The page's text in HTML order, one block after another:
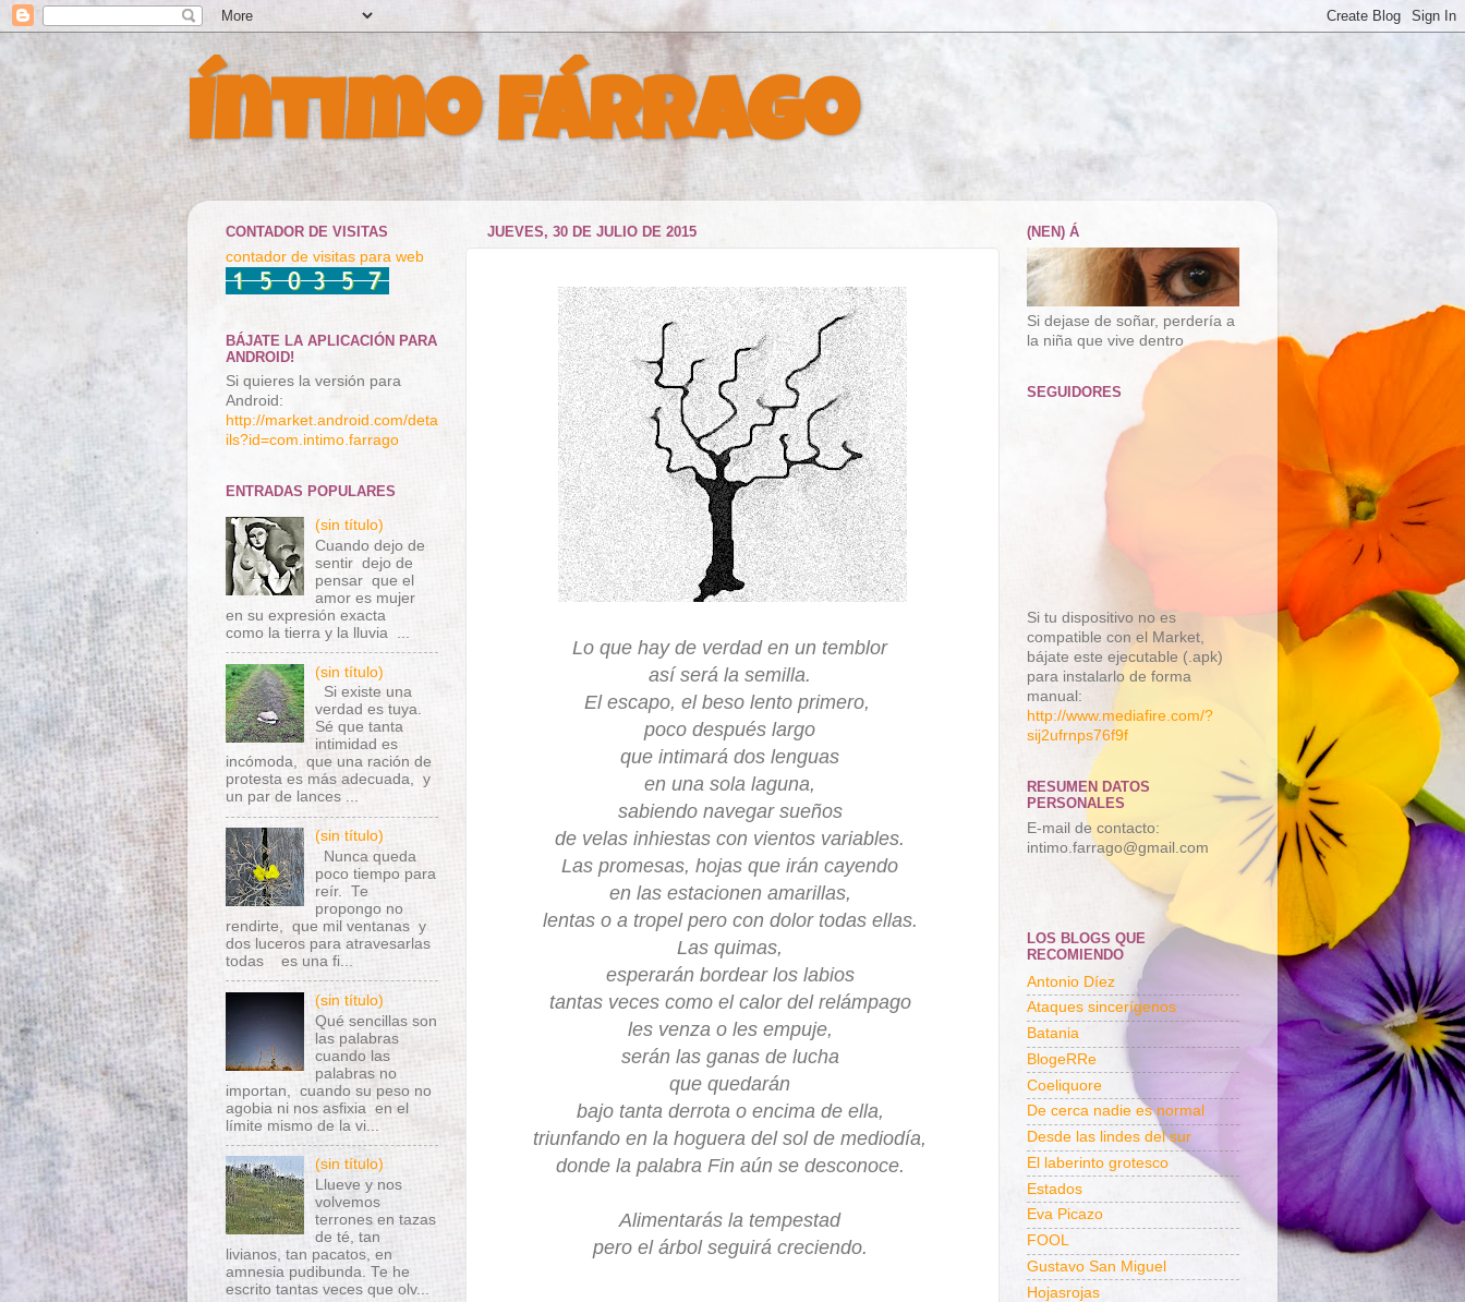
Íntimo Fárrago
JUEVES, 30 DE JULIO DE 2015
Lo que hay de verdad en un temblor
así será la semilla.
El escapo, el beso lento primero,
poco después largo
que intimará dos lenguas
en una sola laguna,
sabiendo navegar sueños
de velas inhiestas con vientos variables.
Las promesas, hojas que irán cayendo
en las estacionen amarillas,
lentas o a tropel pero con dolor todas ellas.
Las quimas,
esperarán bordear los labios
tantas veces como el calor del relámpago
les venza o les empuje,
serán las ganas de lucha
que quedarán
bajo tanta derrota o encima de ella,
triunfando en la hoguera del sol de mediodía,
donde la palabra Fin aún se desconoce.
Alimentarás la tempestad
pero el árbol seguirá creciendo.
CONTADOR DE VISITAS
contador de visitas para web
BÁJATE LA APLICACIÓN PARA
ANDROID!
Si quieres la versión para
Android:
http://market.android.com/deta
ils?id=com.intimo.farrago
ENTRADAS POPULARES
(sin título)
Cuando dejo de
sentir dejo de
pensar que el
amor es mujer
en su expresión exacta
como la tierra y la lluvia ...
(sin título)
Si existe una
verdad es tuya.
Sé que tanta
intimidad es
incómoda, que una ración de
protesta es más adecuada, y
un par de lances ...
(sin título)
Nunca queda
poco tiempo para
reír. Te
propongo no
rendirte, que mil ventanas y
dos luceros para atravesarlas
todas es una fi...
(sin título)
Qué sencillas son
las palabras
cuando las
palabras no
importan, cuando su peso no
agobia ni nos asfixia en el
límite mismo de la vi...
(sin título)
Llueve y nos
volvemos
terrones en tazas
de té, tan
livianos, tan pacatos, en
amnesia pudibunda. Te he
escrito tantas veces que olv...
(NEN) Á
Si dejase de soñar, perdería a
la niña que vive dentro
SEGUIDORES
Si tu dispositivo no es
compatible con el Market,
bájate este ejecutable (.apk)
para instalarlo de forma
manual:
http://www.mediafire.com/?
sij2ufrnps76f9f
RESUMEN DATOS
PERSONALES
E-mail de contacto:
intimo.farrago@gmail.com
LOS BLOGS QUE
RECOMIENDO
Antonio Díez
Ataques sincerígenos
Batania
BlogeRRe
Coeliquore
De cerca nadie es normal
Desde las lindes del sur
El laberinto grotesco
Estados
Eva Picazo
FOOL
Gustavo San Miguel
Hojasrojas